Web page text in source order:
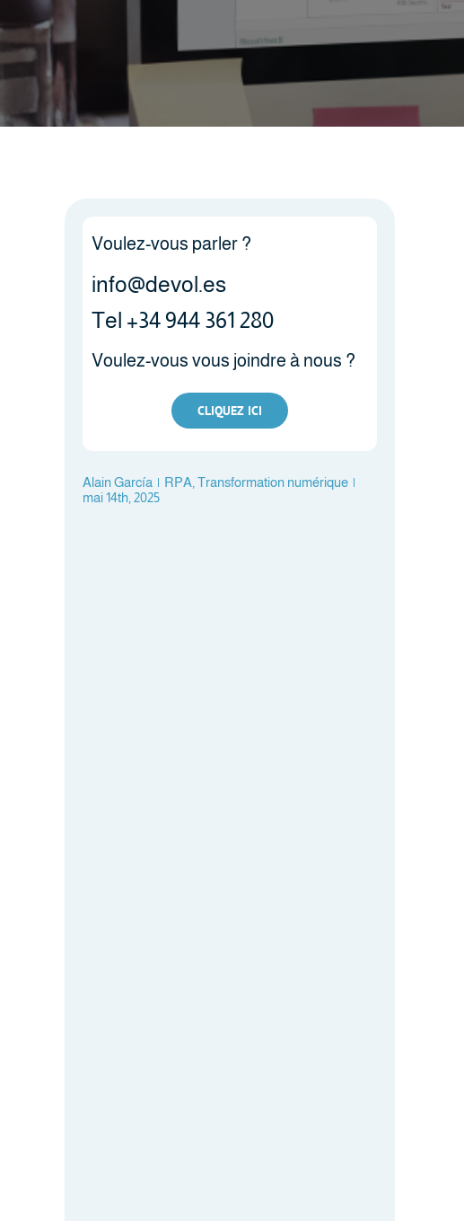
Voulez-vous parler ?
info@devol.es
Tel +34 944 361 280
Voulez-vous vous joindre à nous ?
CLIQUEZ ICI
Alain García | RPA Transformation numérique |
mai 14th, 2025